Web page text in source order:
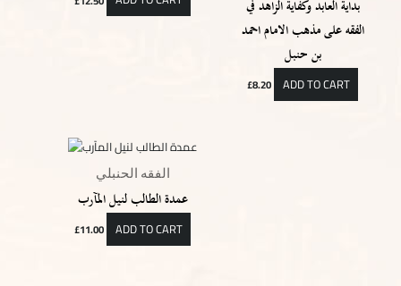
بداية العابد وكفاية الزاهد في
الفقه على مذهب الامام احمد
بن حنبل
£8.20 ADD TO CART
الفقه الحنبلي
عمدة الطالب لنيل المآرب
£11.00 ADD TO CART